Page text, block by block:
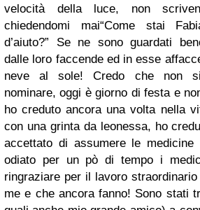
velocità della luce, non
chiedendomi mai“Come stai
d’aiuto?” Se ne sono guardati
dalle loro faccende ed in esse
neve al sole! Credo che non
nominare, oggi è giorno di festa e
ho creduto ancora una volta nella
con una grinta da leonessa, ho
accettato di assumere le
odiato per un pò di tempo i
ringraziare per il lavoro
me e che ancora fanno! Sono stati